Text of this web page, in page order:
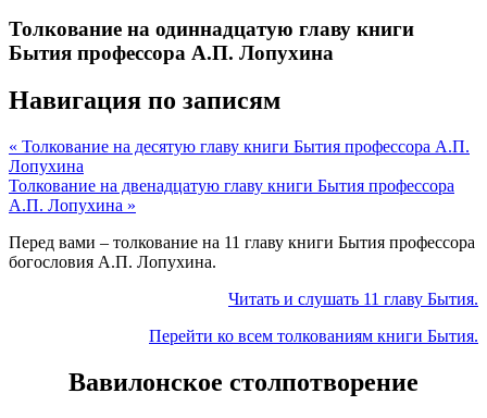
Толкование на одиннадцатую главу книги
Бытия профессора A.П. Лопухина
Навигация по записям
« Толкование на десятую главу книги Бытия профессора A.П.
Лопухина
Толкование на двенадцатую главу книги Бытия профессора
A.П. Лопухина »
Перед вами – толкование на 11 главу книги Бытия профессора
богословия А.П. Лопухина.
Читать и слушать 11 главу Бытия.
Перейти ко всем толкованиям книги Бытия.
Вавилонское столпотворение